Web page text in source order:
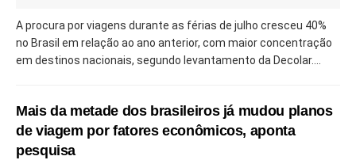
A procura por viagens durante as férias de julho cresceu 40%
no Brasil em relação ao ano anterior, com maior concentração
em destinos nacionais, segundo levantamento da Decolar....
Mais da metade dos brasileiros já mudou planos
de viagem por fatores econômicos, aponta
pesquisa